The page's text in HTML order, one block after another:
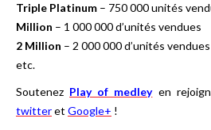
Triple Platinum – 750 000 unités
Million – 1 000 000 d’unités vendues
2 Million – 2 000 000 d’unités vendues
etc.
Soutenez Play of medleyen
twitteret Google+ !